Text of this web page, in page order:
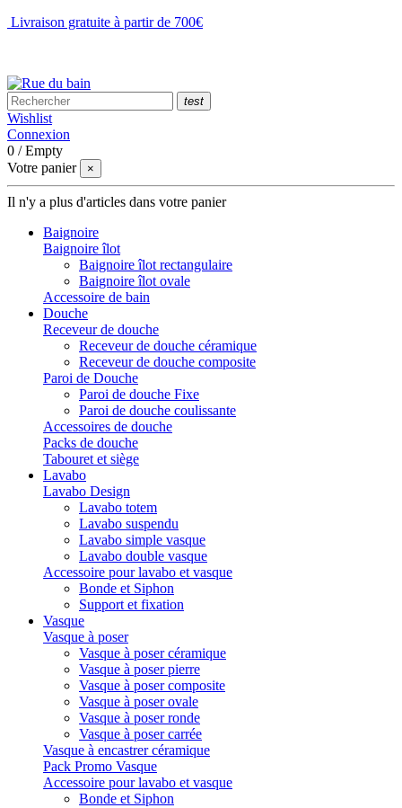
Livraison gratuite à partir de 700€
test
Wishlist
Connexion
0 /Empty
Votre panier
×
Il n'y a plus d'articles dans votre panier
Baignoire
Baignoire îlot
Baignoire îlot rectangulaire
Baignoire îlot ovale
Accessoire de bain
Douche
Receveur de douche
Receveur de douche céramique
Receveur de douche composite
Paroi de Douche
Paroi de douche Fixe
Paroi de douche coulissante
Accessoires de douche
Packs de douche
Tabouret et siège
Lavabo
Lavabo Design
Lavabo totem
Lavabo suspendu
Lavabo simple vasque
Lavabo double vasque
Accessoire pour lavabo et vasque
Bonde et Siphon
Support et fixation
Vasque
Vasque à poser
Vasque à poser céramique
Vasque à poser pierre
Vasque à poser composite
Vasque à poser ovale
Vasque à poser ronde
Vasque à poser carrée
Vasque à encastrer céramique
Pack Promo Vasque
Accessoire pour lavabo et vasque
Bonde et Siphon